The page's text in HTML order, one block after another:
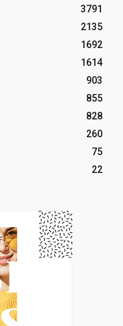
3791
2135
1692
1614
903
855
828
260
75
22